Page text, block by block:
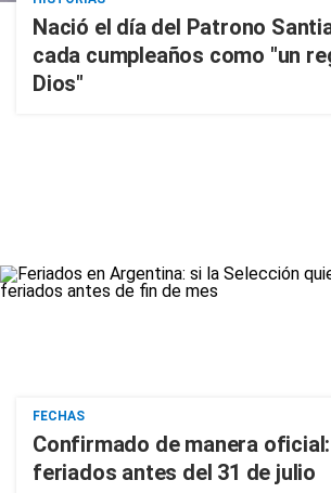
Nació el día del Patrono
cada cumpleaños como "un
Dios"
FECHAS
Confirmado de manera
feriados antes del 31 de julio